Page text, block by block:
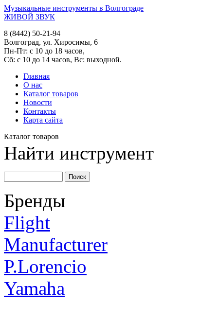
Музыкальные инструменты в Волгограде
ЖИВОЙ ЗВУК
8 (8442) 50-21-94
Волгоград, ул. Хиросимы, 6
Пн-Пт: с 10 до 18 часов,
Сб: с 10 до 14 часов, Вс: выходной.
Главная
О нас
Каталог товаров
Новости
Контакты
Карта сайта
Каталог товаров
Найти инструмент
Бренды
Flight
Manufacturer
P.Lorencio
Yamaha